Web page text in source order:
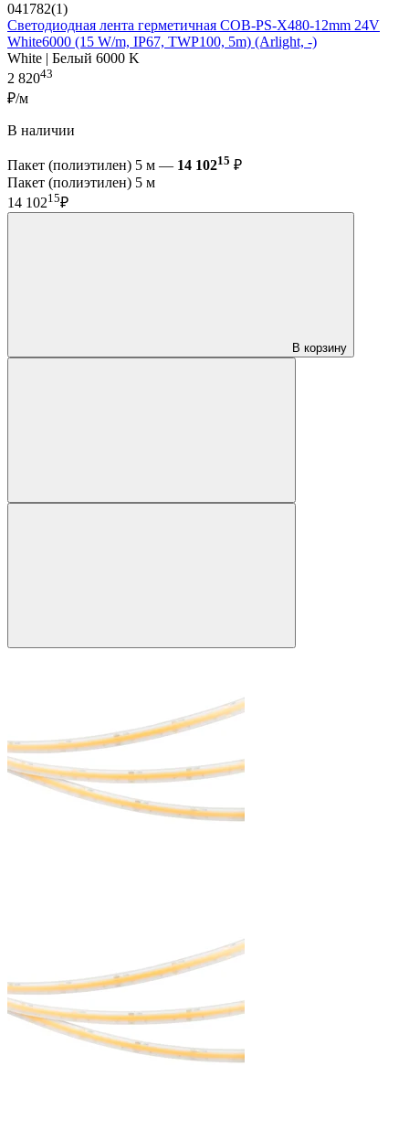
041782(1)
Светодиодная лента герметичная COB-PS-X480-12mm 24V
White6000 (15 W/m, IP67, TWP100, 5m) (Arlight, -)
White | Белый 6000 K
2 82043
₽/м
В наличии
Пакет (полиэтилен) 5 м — 14 10215 ₽
Пакет (полиэтилен) 5 м
14 10215₽
В корзину